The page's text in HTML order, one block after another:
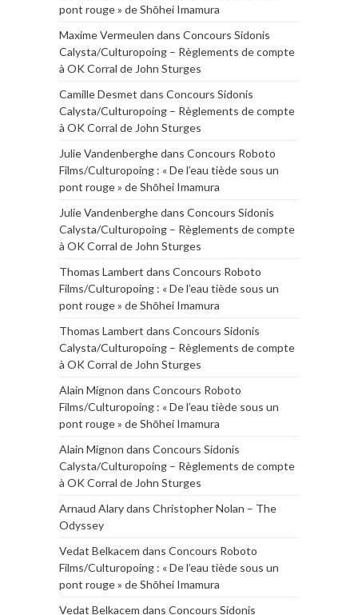
pont rouge » de Shōhei Imamura
Maxime Vermeulen dans Concours Sidonis
Calysta/Culturopoing – Règlements de compte
à OK Corral de John Sturges
Camille Desmet dans Concours Sidonis
Calysta/Culturopoing – Règlements de compte
à OK Corral de John Sturges
Julie Vandenberghedans Concours Roboto
Films/Culturopoing : « De l’eau tiède sous un
pont rouge » de Shōhei Imamura
Julie Vandenberghedans Concours Sidonis
Calysta/Culturopoing – Règlements de compte
à OK Corral de John Sturges
Thomas Lambert dans Concours Roboto
Films/Culturopoing : « De l’eau tiède sous un
pont rouge » de Shōhei Imamura
Thomas Lambert dans Concours Sidonis
Calysta/Culturopoing – Règlements de compte
à OK Corral de John Sturges
Alain Mignon dans Concours Roboto
Films/Culturopoing : « De l’eau tiède sous un
pont rouge » de Shōhei Imamura
Alain Mignon dans Concours Sidonis
Calysta/Culturopoing – Règlements de compte
à OK Corral de John Sturges
Arnaud Alarydans Christopher Nolan – The
Odyssey
Vedat Belkacem dans Concours Roboto
Films/Culturopoing : « De l’eau tiède sous un
pont rouge » de Shōhei Imamura
Vedat Belkacem dans Concours Sidonis